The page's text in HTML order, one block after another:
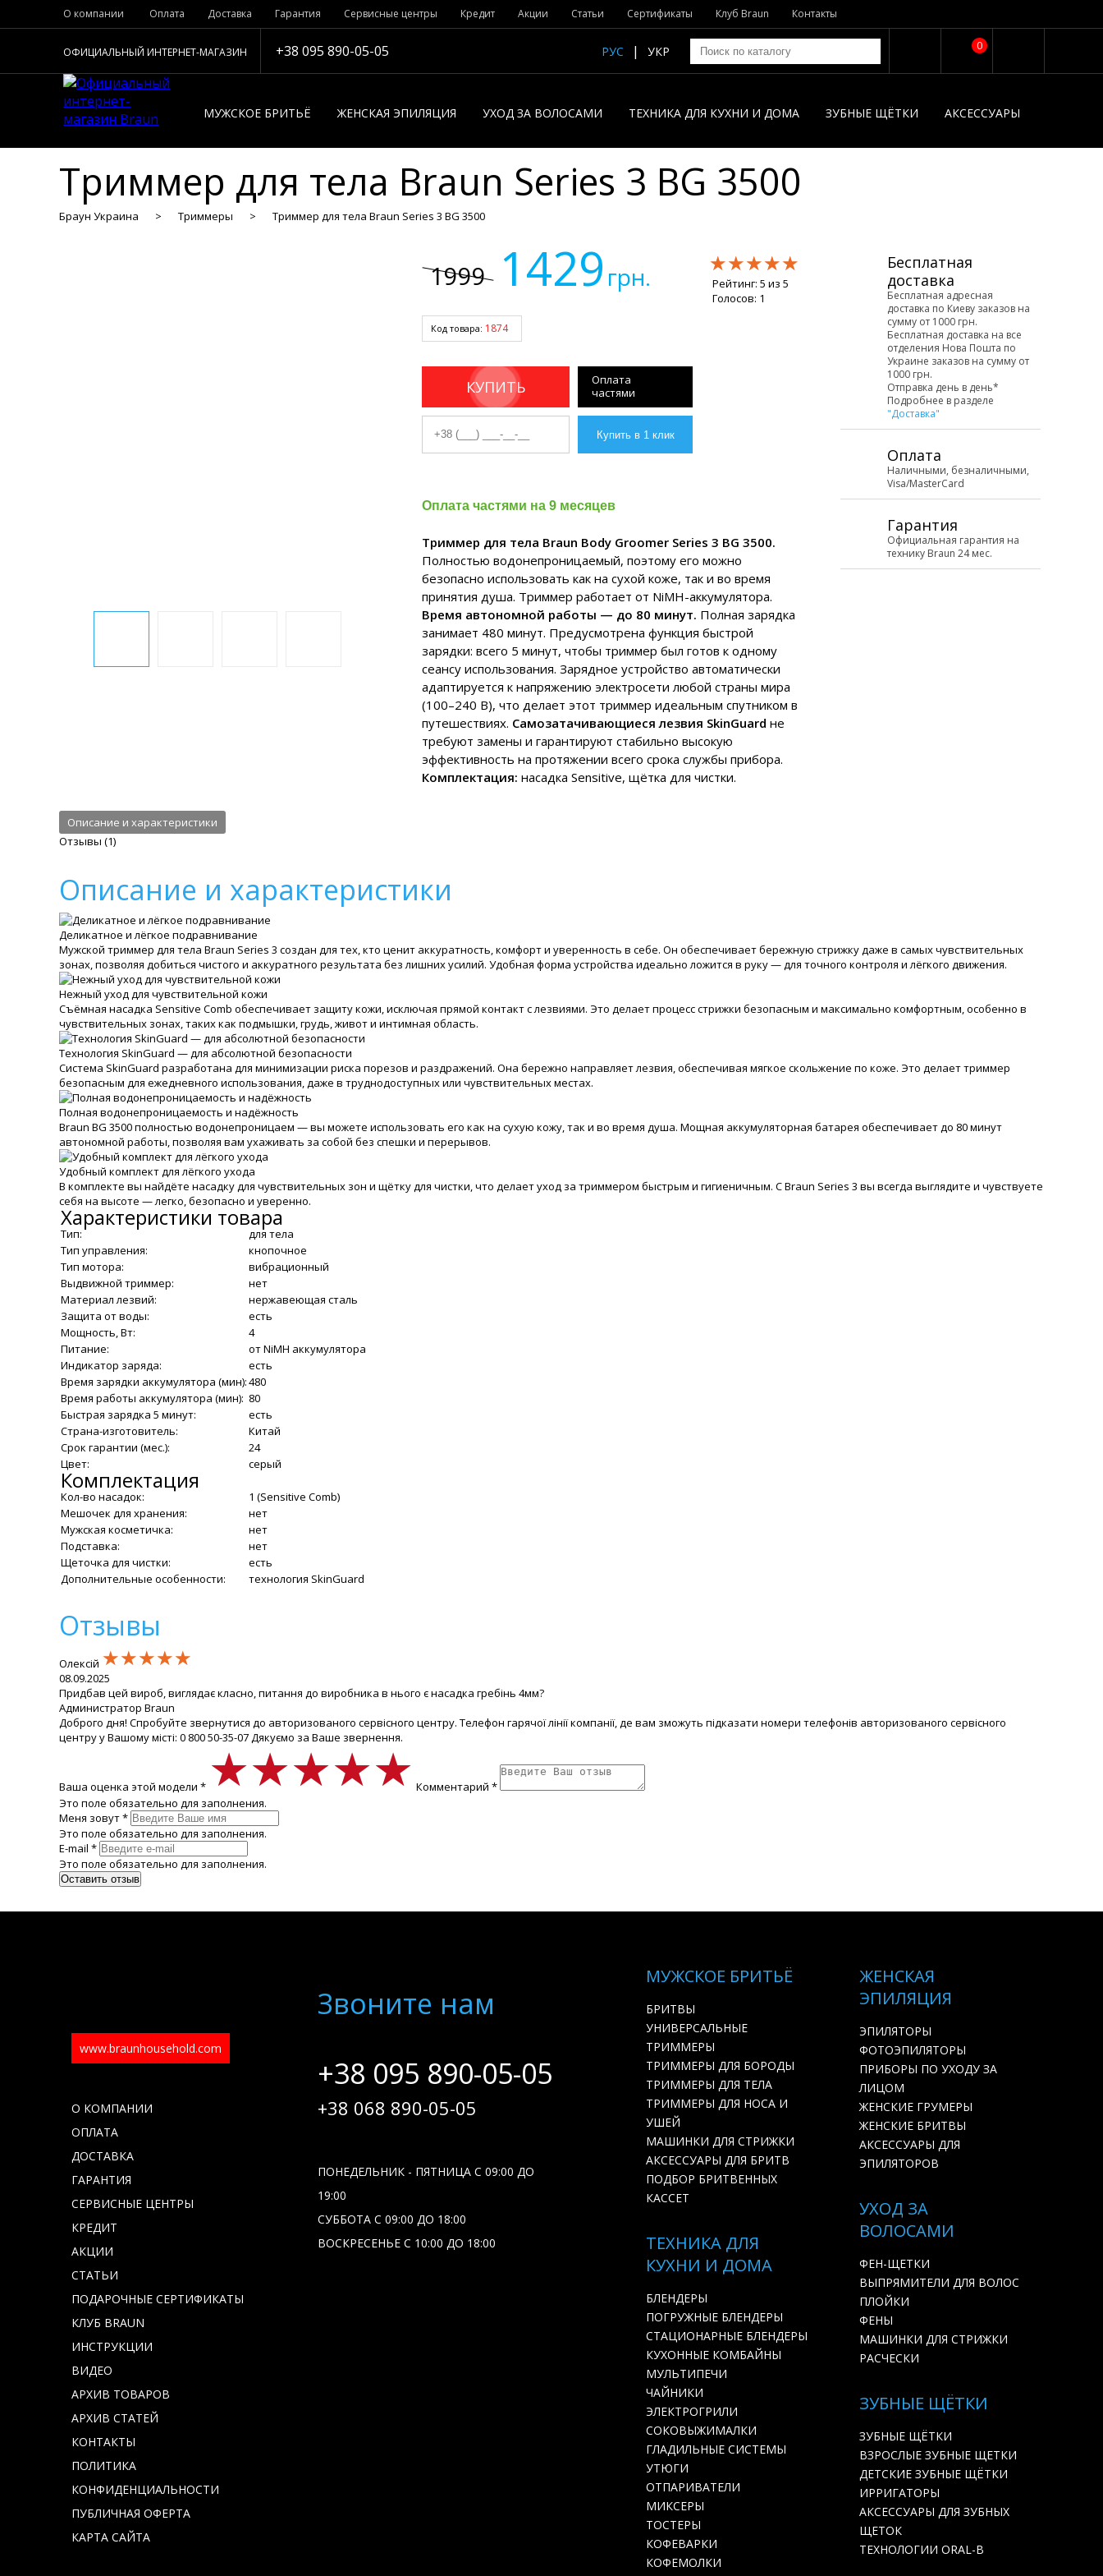
О компании Оплата Доставка Гарантия Сервисные центры Кредит Акции Статьи Сертификаты Клуб Braun Контакты
ОФИЦИАЛЬНЫЙ ИНТЕРНЕТ-МАГАЗИН +38 095 890-05-05 0
РУС УКР
МУЖСКОЕ БРИТЬЁ ЖЕНСКАЯ ЭПИЛЯЦИЯ УХОД ЗА ВОЛОСАМИ ТЕХНИКА ДЛЯ КУХНИ И ДОМА ЗУБНЫЕ ЩЁТКИ АКСЕССУАРЫ
Триммер для тела Braun Series 3 BG 3500
Браун Украина Триммеры Триммер для тела Braun Series 3 BG 3500
1999 1429 грн. ★★★★★
★★★★★
★★★★★
Рейтинг: 5 из 5
Голосов: 1
Код товара: 1874
КУПИТЬ
Оплата
частями
Оплата частями на 9 месяцев
Триммер для тела Braun Body Groomer Series 3 BG 3500.
Полностью водонепроницаемый, поэтому его можно
безопасно использовать как на сухой коже, так и во время
принятия душа. Триммер работает от NiMH-аккумулятора.
Время автономной работы — до 80 минут. Полная зарядка
занимает 480 минут. Предусмотрена функция быстрой
зарядки: всего 5 минут, чтобы триммер был готов к одному
сеансу использования. Зарядное устройство автоматически
адаптируется к напряжению электросети любой страны мира
(100–240 В), что делает этот триммер идеальным спутником в
путешествиях. Самозатачивающиеся лезвия SkinGuard не
требуют замены и гарантируют стабильно высокую
эффективность на протяжении всего срока службы прибора.
Комплектация: насадка Sensitive, щётка для чистки.
Бесплатная
доставка
Бесплатная адресная
доставка по Киеву заказов на
сумму от 1000 грн.
Бесплатная доставка на все
отделения Нова Пошта по
Украине заказов на сумму от
1000 грн.
Отправка день в день*
Подробнее в разделе
"Доставка"
Оплата
Наличными, безналичными,
Visa/MasterCard
Гарантия
Официальная гарантия на
технику Braun 24 мес.
Описание и характеристики
Отзывы (1)
Описание и характеристики
Деликатное и лёгкое подравнивание
Мужской триммер для тела Braun Series 3 создан для тех, кто ценит аккуратность, комфорт и уверенность в себе. Он обеспечивает бережную стрижку даже в самых чувствительных
зонах, позволяя добиться чистого и аккуратного результата без лишних усилий. Удобная форма устройства идеально ложится в руку — для точного контроля и лёгкого движения.
Нежный уход для чувствительной кожи
Съёмная насадка Sensitive Comb обеспечивает защиту кожи, исключая прямой контакт с лезвиями. Это делает процесс стрижки безопасным и максимально комфортным, особенно в
чувствительных зонах, таких как подмышки, грудь, живот и интимная область.
Технология SkinGuard — для абсолютной безопасности
Система SkinGuard разработана для минимизации риска порезов и раздражений. Она бережно направляет лезвия, обеспечивая мягкое скольжение по коже. Это делает триммер
безопасным для ежедневного использования, даже в труднодоступных или чувствительных местах.
Полная водонепроницаемость и надёжность
Braun BG 3500 полностью водонепроницаем — вы можете использовать его как на сухую кожу, так и во время душа. Мощная аккумуляторная батарея обеспечивает до 80 минут
автономной работы, позволяя вам ухаживать за собой без спешки и перерывов.
Удобный комплект для лёгкого ухода
В комплекте вы найдёте насадку для чувствительных зон и щётку для чистки, что делает уход за триммером быстрым и гигиеничным. С Braun Series 3 вы всегда выглядите и чувствуете
себя на высоте — легко, безопасно и уверенно.
Характеристики товара
Тип:
для тела
Тип управления:
кнопочное
Тип мотора:
вибрационный
Выдвижной триммер:
нет
Материал лезвий:
нержавеющая сталь
Защита от воды:
есть
Мощность, Вт:
4
Питание:
от NiMH аккумулятора
Индикатор заряда:
есть
Время зарядки аккумулятора (мин):480
Время работы аккумулятора (мин): 80
Быстрая зарядка 5 минут:
есть
Страна-изготовитель:
Китай
Срок гарантии (мес.):
24
Цвет:
серый
Комплектация
Кол-во насадок:
1 (Sensitive Comb)
Мешочек для хранения:
нет
Мужская косметичка:
нет
Подставка:
нет
Щеточка для чистки:
есть
Дополнительные особенности:
технология SkinGuard
Отзывы
Олексій ★★★★★
★★★★★
★★★★★
08.09.2025
Придбав цей вироб, виглядає класно, питання до виробника в нього є насадка гребінь 4мм?
Администратор Braun
Доброго дня! Спробуйте звернутися до авторизованого сервісного центру. Телефон гарячої лінії компанії, де вам зможуть підказати номери телефонів авторизованого сервісного
центру у Вашому місті: 0 800 50-35-07 Дякуємо за Ваше звернення.
Ваша оценка этой модели * ★★★★★
★★★★★
★★★★★ Комментарий *
Это поле обязательно для заполнения.
Меня зовут *
Это поле обязательно для заполнения.
E-mail *
Это поле обязательно для заполнения.
www.braunhousehold.com
О КОМПАНИИ
ОПЛАТА
ДОСТАВКА
ГАРАНТИЯ
СЕРВИСНЫЕ ЦЕНТРЫ
КРЕДИТ
АКЦИИ
СТАТЬИ
ПОДАРОЧНЫЕ СЕРТИФИКАТЫ
КЛУБ BRAUN
ИНСТРУКЦИИ
ВИДЕО
АРХИВ ТОВАРОВ
АРХИВ СТАТЕЙ
КОНТАКТЫ
ПОЛИТИКА
КОНФИДЕНЦИАЛЬНОСТИ
ПУБЛИЧНАЯ ОФЕРТА
КАРТА САЙТА
Звоните нам
+38 095 890-05-05
+38 068 890-05-05
ПОНЕДЕЛЬНИК - ПЯТНИЦА С 09:00 ДО
19:00
СУББОТА С 09:00 ДО 18:00
ВОСКРЕСЕНЬЕ С 10:00 ДО 18:00
МУЖСКОЕ БРИТЬЁ
БРИТВЫ
УНИВЕРСАЛЬНЫЕ
ТРИММЕРЫ
ТРИММЕРЫ ДЛЯ БОРОДЫ
ТРИММЕРЫ ДЛЯ ТЕЛА
ТРИММЕРЫ ДЛЯ НОСА И
УШЕЙ
МАШИНКИ ДЛЯ СТРИЖКИ
АКСЕССУАРЫ ДЛЯ БРИТВ
ПОДБОР БРИТВЕННЫХ
КАССЕТ
ЖЕНСКАЯ
ЭПИЛЯЦИЯ
ЭПИЛЯТОРЫ
ФОТОЭПИЛЯТОРЫ
ПРИБОРЫ ПО УХОДУ ЗА
ЛИЦОМ
ЖЕНСКИЕ ГРУМЕРЫ
ЖЕНСКИЕ БРИТВЫ
АКСЕССУАРЫ ДЛЯ
ЭПИЛЯТОРОВ
УХОД ЗА
ВОЛОСАМИ
ФЕН-ЩЕТКИ
ВЫПРЯМИТЕЛИ ДЛЯ ВОЛОС
ПЛОЙКИ
ФЕНЫ
МАШИНКИ ДЛЯ СТРИЖКИ
РАСЧЕСКИ
ТЕХНИКА ДЛЯ
КУХНИ И ДОМА
БЛЕНДЕРЫ
ПОГРУЖНЫЕ БЛЕНДЕРЫ
СТАЦИОНАРНЫЕ БЛЕНДЕРЫ
КУХОННЫЕ КОМБАЙНЫ
МУЛЬТИПЕЧИ
ЧАЙНИКИ
ЭЛЕКТРОГРИЛИ
СОКОВЫЖИМАЛКИ
ГЛАДИЛЬНЫЕ СИСТЕМЫ
УТЮГИ
ОТПАРИВАТЕЛИ
МИКСЕРЫ
ТОСТЕРЫ
КОФЕВАРКИ
КОФЕМОЛКИ
ЗУБНЫЕ ЩЁТКИ
ЗУБНЫЕ ЩЁТКИ
ВЗРОСЛЫЕ ЗУБНЫЕ ЩЕТКИ
ДЕТСКИЕ ЗУБНЫЕ ЩЁТКИ
ИРРИГАТОРЫ
АКСЕССУАРЫ ДЛЯ ЗУБНЫХ
ЩЕТОК
ТЕХНОЛОГИИ ORAL-B